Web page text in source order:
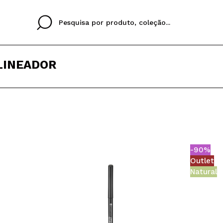
Ao criar uma conta
rapidamente, verificar
PORTUGUESE
-90%
Outlet
Natural
colori